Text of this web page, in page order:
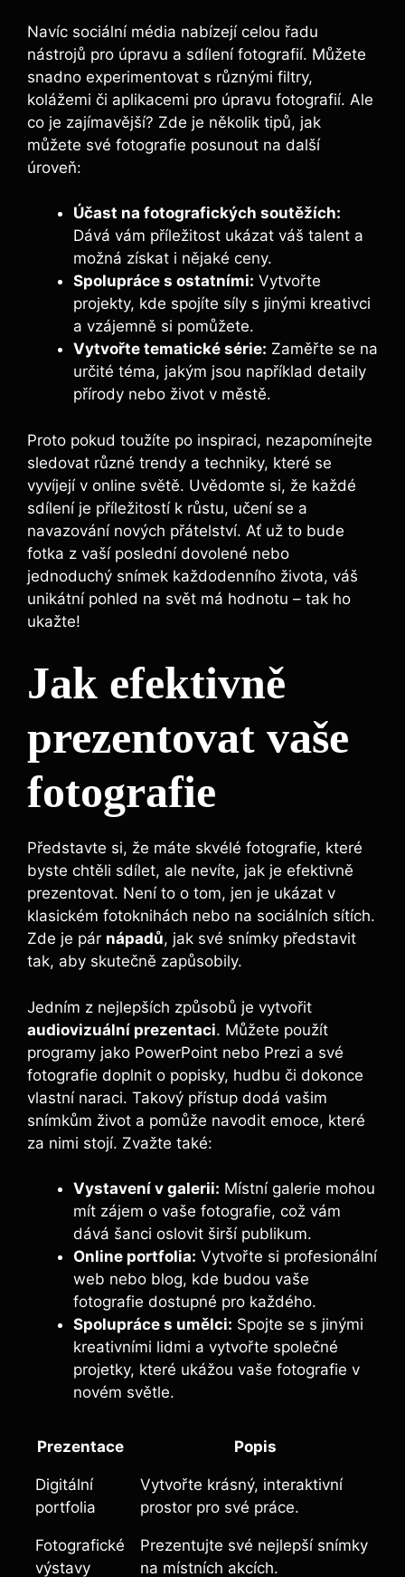
Navíc sociální média nabízejí celou řadu
nástrojů pro úpravu a sdílení fotografií. Můžete
snadno experimentovat s různými filtry,
kolážemi či aplikacemi pro úpravu fotografií. Ale
co je zajímavější? Zde je několik tipů, jak
můžete své fotografie posunout na další
úroveň:
Účast na fotografických soutěžích:
Dává vám příležitost ukázat váš talent a
možná získat i nějaké ceny.
Spolupráce s ostatními: Vytvořte
projekty, kde spojíte síly s jinými kreativci
a vzájemně si pomůžete.
Vytvořte tematické série: Zaměřte se na
určité téma, jakým jsou například detaily
přírody nebo život v městě.
Proto pokud toužíte po inspiraci, nezapomínejte
sledovat různé trendy a techniky, které se
vyvíjejí v online světě. Uvědomte si, že každé
sdílení je příležitostí k růstu, učení se a
navazování nových přátelství. Ať už to bude
fotka z vaší poslední dovolené nebo
jednoduchý snímek každodenního života, váš
unikátní pohled na svět má hodnotu – tak ho
ukažte!
Jak efektivně
prezentovat vaše
fotografie
Představte si, že máte skvélé fotografie, které
byste chtěli sdílet, ale nevíte, jak je efektivně
prezentovat. Není to o tom, jen je ukázat v
klasickém fotoknihách nebo na sociálních sítích.
Zde je pár nápadů, jak své snímky představit
tak, aby skutečně zapůsobily.
Jedním z nejlepších způsobů je vytvořit
audiovizuální prezentaci. Můžete použít
programy jako PowerPoint nebo Prezi a své
fotografie doplnit o popisky, hudbu či dokonce
vlastní naraci. Takový přístup dodá vašim
snímkům život a pomůže navodit emoce, které
za nimi stojí. Zvažte také:
Vystavení v galerii: Místní galerie mohou
mít zájem o vaše fotografie, což vám
dává šanci oslovit širší publikum.
Online portfolia: Vytvořte si profesionální
web nebo blog, kde budou vaše
fotografie dostupné pro každého.
Spolupráce s umělci: Spojte se s jinými
kreativními lidmi a vytvořte společné
projetky, které ukážou vaše fotografie v
novém světle.
Prezentace Popis
Digitální
portfolia
Vytvořte krásný, interaktivní
prostor pro své práce.
Fotografické
výstavy
Prezentujte své nejlepší snímky
na místních akcích.